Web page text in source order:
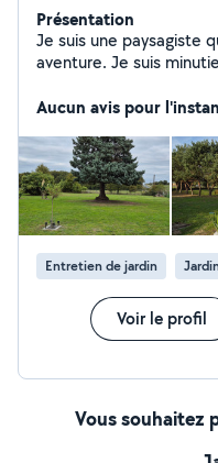
Présentation
Je suis une paysagiste
aventure. Je suis minutieuse, à l'écoute et dans le
débarras ou
Aucun avis pour
Entretien de jardin
Voir le profil
Vous souhaitez